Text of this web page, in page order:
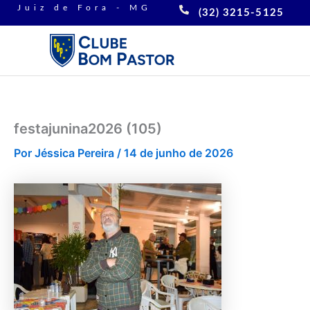
para
Juiz de Fora - MG (32) 3215-5125
festajunina2026 (105)
Por Jéssica Pereira / 14 de junho de 2026